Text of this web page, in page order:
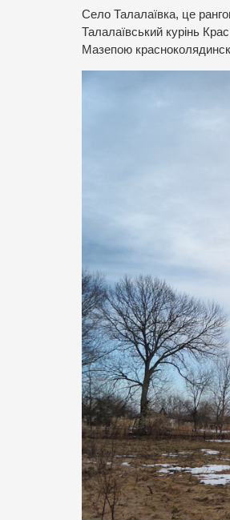
Село Талалаївка, це
Талалаївський курінь
Мазепою